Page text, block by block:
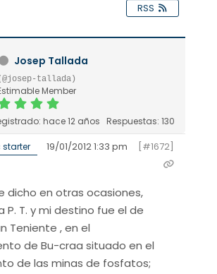
RSS
Josep Tallada
tallada)
Member
hace 12 años Respuestas: 130
starter 19/01/2012 1:33 pm [#1672]
dicho en otras ocasiones,
P. T. y mi destino fue el de
Teniente , en el
de Bu-craa situado en el
de las minas de fosfatos;